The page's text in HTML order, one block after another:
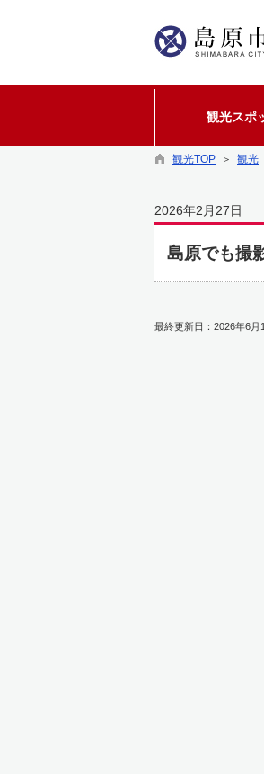
観光スポ
観光TOP ＞ 観光
2026年2月27日
島原でも撮
最終更新日：2026年6月